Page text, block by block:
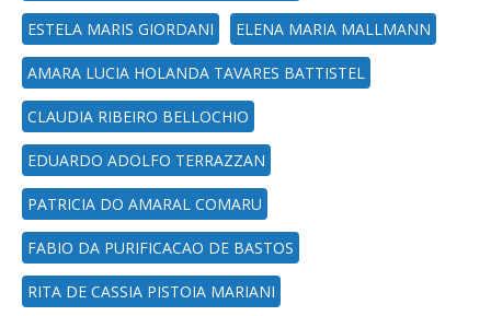
ESTELA MARIS GIORDANI ELENA MARIA MALLMANN
AMARA LUCIA HOLANDA TAVARES BATTISTEL
CLAUDIA RIBEIRO BELLOCHIO
EDUARDO ADOLFO TERRAZZAN
PATRICIA DO AMARAL COMARU
FABIO DA PURIFICACAO DE BASTOS
RITA DE CASSIA PISTOIA MARIANI